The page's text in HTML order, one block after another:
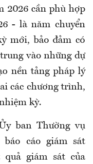
2026 cần phù hợp
- là năm chuyển
mới, bảo đảm có
vào những dự
nền tảng pháp lý
các chương trình,
kỳ.
ban Thường vụ
cáo giám sát
giám sát của